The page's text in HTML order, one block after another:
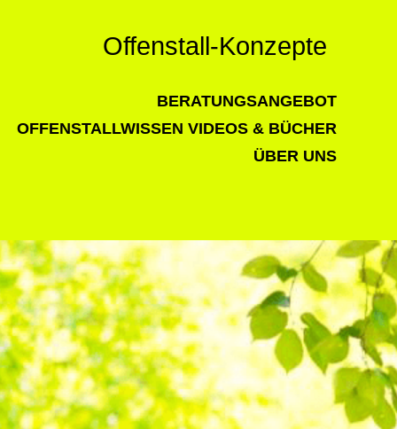
Offenstall-Konzepte
BERATUNGSANGEBOT
OFFENSTALLWISSEN VIDEOS & BÜCHER
ÜBER UNS